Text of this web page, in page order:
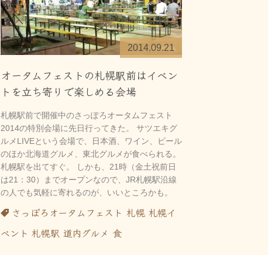
2014.09.21
オータムフェストの札幌駅前はイベン
トを立ち寄りで楽しめる会場
札幌駅前で開催中のさっぽろオータムフェスト
2014の特別会場に先日行ってきた。 サツエキグ
ルメLIVEという会場で、日本酒、ワイン、ビール
のほか北海道グルメ、東北グルメが食べられる。
札幌駅を出てすぐ。 しかも、21時（金土祝前日
は21：30）までオープンなので、JR札幌駅沿線
の人でも気軽に寄れるのが、いいところかも。
さっぽろオータムフェスト 札幌 札幌イ
ベント 札幌駅 道内グルメ 食